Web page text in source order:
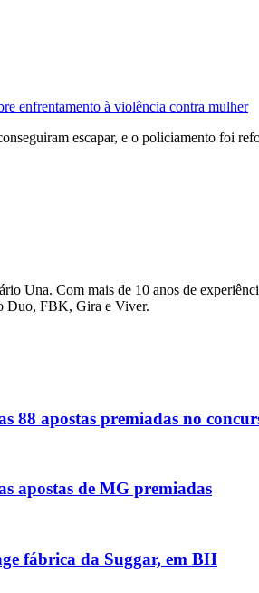
enfrentamento à violência contra mulher
escapar, e o policiamento foi
Una. Com mais de 10 anos de
Duo, FBK, Gira e Viver.
88 apostas premiadas no
apostas de MG premiadas
fábrica da Suggar, em BH